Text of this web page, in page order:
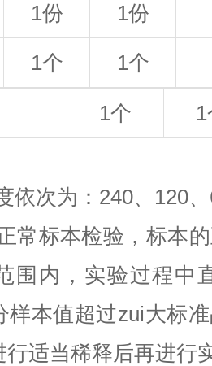
1份 1份
1个 1个
1个
依次为：240、120
常标本检验，标本
围内，实验过程中
样本值超过zui大标
行适当稀释后再进行